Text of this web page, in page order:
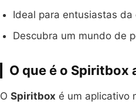
Ideal para entusiastas da
Descubra um mundo de
O que é o Spiritbox
O Spiritbox é um aplicativo